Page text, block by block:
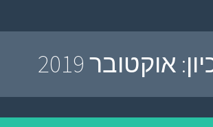
אוקטובר 2019